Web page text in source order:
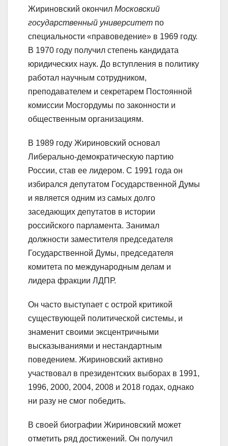
Жириновский окончил Московский
государственный университет по
специальности «правоведение» в 1969 году.
В 1970 году получил степень кандидата
юридических наук. До вступления в политику
работал научным сотрудником,
преподавателем и секретарем Постоянной
комиссии Мосгордумы по законности и
общественным организациям.
В 1989 году Жириновский основал
Либерально-демократическую партию
России, став ее лидером. С 1991 года он
избирался депутатом Государственной Думы
и является одним из самых долго
заседающих депутатов в истории
российского парламента. Занимал
должности заместителя председателя
Государственной Думы, председателя
комитета по международным делам и
лидера фракции ЛДПР.
Он часто выступает с острой критикой
существующей политической системы, и
знаменит своими эксцентричными
высказываниями и нестандартным
поведением. Жириновский активно
участвовал в президентских выборах в 1991,
1996, 2000, 2004, 2008 и 2018 годах, однако
ни разу не смог победить.
В своей биографии Жириновский может
отметить ряд достижений. Он получил